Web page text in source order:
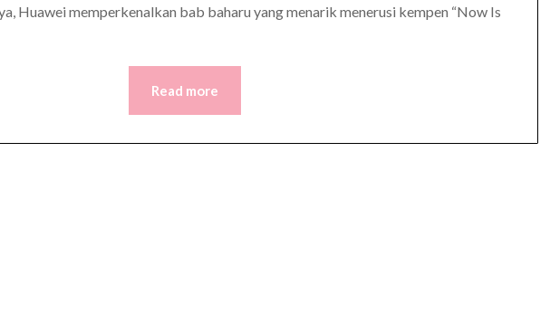
Huawei memperkenalkan bab baharu yang menarik menerusi kempen “Now Is
Read more